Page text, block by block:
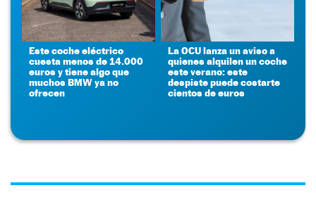
Este coche eléctrico
cuesta menos de 14.000
euros y tiene algo que
muchos BMW ya no
ofrecen
La OCU lanza un aviso a
quienes alquilen un coche
este verano: este
despiste puede costarte
cientos de euros